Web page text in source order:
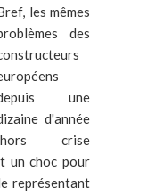
les mêmes
des
une
d'année
crise
un choc pour
représentant